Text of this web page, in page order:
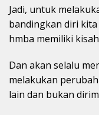
Jadi, untuk
bandingkan diri
hmba memiliki
Dan akan selalu
melakukan
lain dan bukan